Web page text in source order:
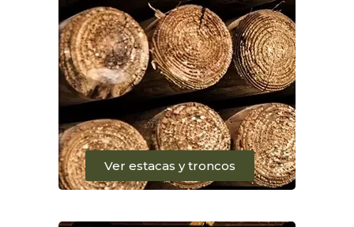
Ver estacas y troncos